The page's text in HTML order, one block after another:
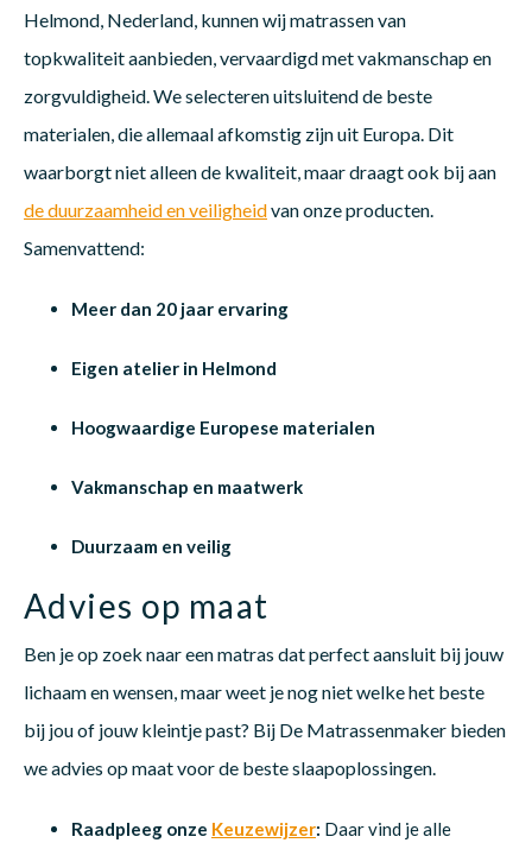
Helmond, Nederland, kunnen wij matrassen van
topkwaliteit aanbieden, vervaardigd met vakmanschap en
zorgvuldigheid. We selecteren uitsluitend de beste
materialen, die allemaal afkomstig zijn uit Europa. Dit
waarborgt niet alleen de kwaliteit, maar draagt ook bij aan
de duurzaamheid en veiligheidvan onze producten.
Samenvattend:
Meer dan 20 jaar ervaring
Eigen atelier in Helmond
Hoogwaardige Europese materialen
Vakmanschap en maatwerk
Duurzaam en veilig
Advies op maat
Ben je op zoek naar een matras dat perfect aansluit bij jouw
lichaam en wensen, maar weet je nog niet welke het beste
bij jou of jouw kleintje past? Bij De Matrassenmaker bieden
we advies op maat voor de beste slaapoplossingen.
Raadpleeg onze Keuzewijzer: Daar vind je alle